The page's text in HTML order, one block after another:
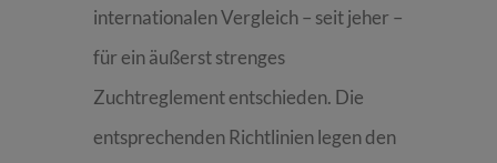
internationalen Vergleich – seit jeher –
für ein äußerst strenges
Zuchtreglement entschieden. Die
entsprechenden Richtlinien legen den